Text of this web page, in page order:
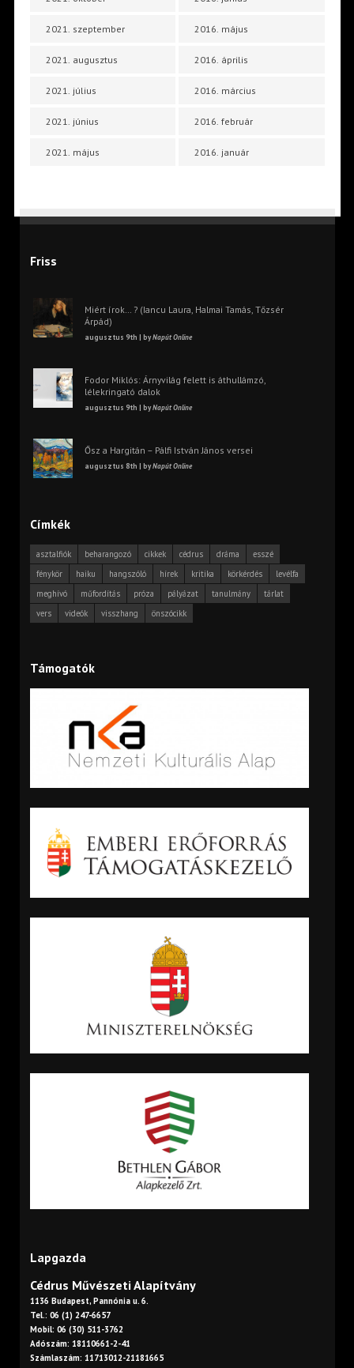
2021. szeptember
2021. augusztus
2021. július
2021. június
2021. május
2016. május
2016. április
2016. március
2016. február
2016. január
Friss
Miért írok… ? (Iancu Laura, Halmai Tamás, Tőzsér
Árpád)
augusztus 9th | byNapút Online
Fodor Miklós: Árnyvilág felett is áthullámzó,
lélekringató dalok
augusztus 9th | byNapút Online
Ősz a Hargitán – Pálfi István János versei
augusztus 8th | byNapút Online
Címkék
asztalfiók beharangozó cikkek cédrus dráma
esszé
fénykör
haiku hangszóló hírek kritika körkérdés
levélfa
meghívó
műfordítás próza pályázat tanulmány
tárlat
vers
videók visszhang önszócikk
Támogatók
Lapgazda
Cédrus Művészeti Alapítvány
1136 Budapest, Pannónia u. 6.
Tel.: 06 (1) 247-6657
Mobil: 06 (30) 511-3762
Adószám: 18110661-2-41
Számlaszám: 11713012-21181665